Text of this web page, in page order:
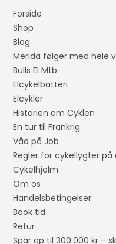
Forside
Shop
Blog
Merida følger med hele
Bulls El Mtb
Elcykelbatteri
Elcykler
Historien om Cyklen
En tur til Frankrig
Våd på Job
Regler for cykellygter på
Cykelhjelm
Om os
Handelsbetingelser
Book tid
Retur
Spar op til 300.000 kr –